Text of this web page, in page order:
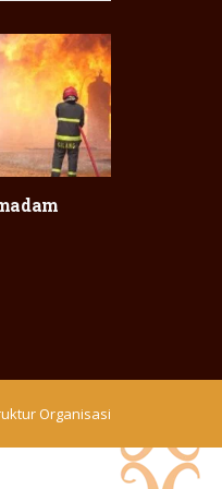
Organisasi